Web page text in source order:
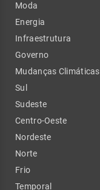
Moda
Energia
Infraestrutura
Governo
Mudanças Climáticas
Sul
Sudeste
Centro-Oeste
Nordeste
Norte
Frio
Temporal